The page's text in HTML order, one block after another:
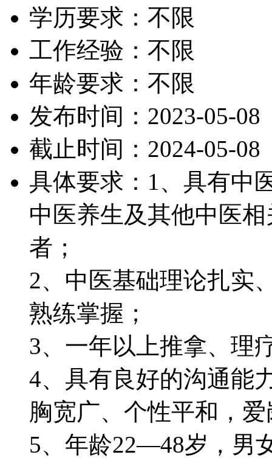
学历要求：不限
工作经验：不限
年龄要求：不限
发布时间：2023-05-08
截止时间：2024-05-08
具体要求：1、具有中
中医养生及其他中医
者；
2、中医基础理论扎实
熟练掌握；
3、一年以上推拿、理
4、具有良好的沟通能
胸宽广、个性平和，
5、年龄22—48岁，男